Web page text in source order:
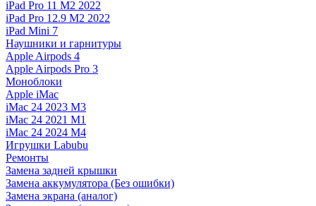
iPad Pro 11 M2 2022
iPad Pro 12.9 M2 2022
iPad Mini 7
Наушники и гарнитуры
Apple Airpods 4
Apple Airpods Pro 3
Моноблоки
Apple iMac
iMac 24 2023 M3
iMac 24 2021 M1
iMac 24 2024 M4
Игрушки Labubu
Ремонты
Замена задней крышки
Замена аккумулятора (Без ошибки)
Замена экрана (аналог)